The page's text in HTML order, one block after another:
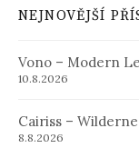
NEJNOVĚJŠÍ
Vono – Modern
10.8.2026
Cairiss –
8.8.2026